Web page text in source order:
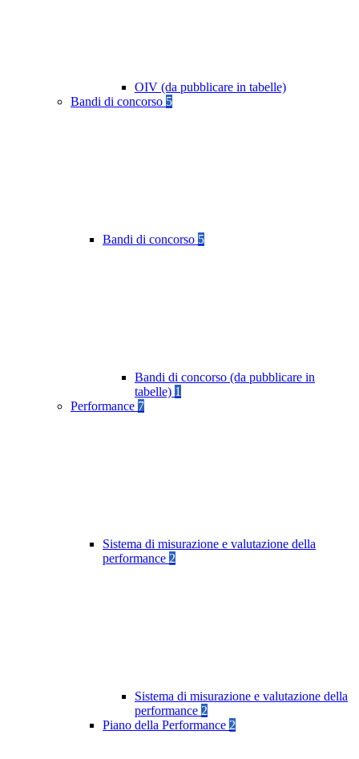
OIV (da pubblicare in tabelle)
Bandi di concorso 5
Bandi di concorso 5
Bandi di concorso (da pubblicare in
tabelle) 1
Performance 7
Sistema di misurazione e valutazione della
performance 2
Sistema di misurazione e valutazione della
performance 2
Piano della Performance 2